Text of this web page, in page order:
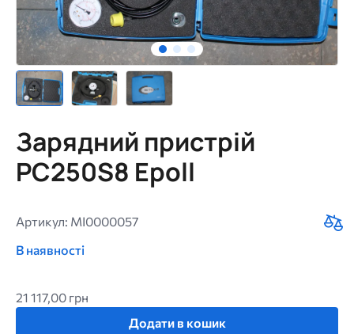
Зарядний пристрій
PC250S8 Epoll
Артикул: MI0000057
В наявності
21 117,00 грн
Додати в кошик